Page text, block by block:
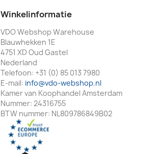
Winkelinformatie
VDO Webshop Warehouse
Blauwhekken 1E
4751 XD Oud Gastel
Nederland
Telefoon: +31 (0) 85 013 7980
E-mail: info@vdo-webshop.nl
Kamer van Koophandel Amsterdam
Nummer: 24316755
BTW nummer: NL809786849B02